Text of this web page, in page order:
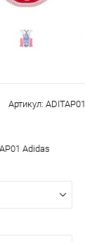
Артикул: ADITAP01
Adidas